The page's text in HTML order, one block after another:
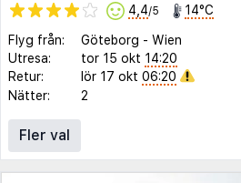
4,4/5 14°C
Flyg från: Göteborg - Wien
Utresa:
tor 15 okt 14:20
Retur:
lör 17 okt 06:20
Nätter:
2
Fler val